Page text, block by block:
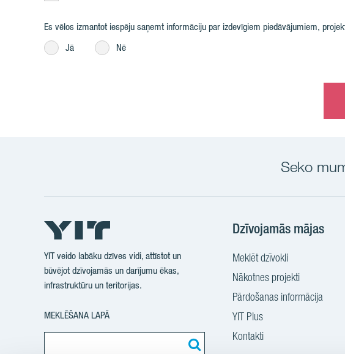
Es vēlos izmantot iespēju saņemt informāciju par izdevīgiem piedāvājumiem,
Jā
Nē
Seko
YIT veido labāku dzīves vidi, attīstot un
būvējot dzīvojamās un darījumu ēkas,
infrastruktūru un teritorijas.
MEKLĒŠANA LAPĀ
Dzīvojamās mājas
Meklēt dzīvokli
Nākotnes projekti
Pārdošanas informācija
YIT Plus
Kontakti